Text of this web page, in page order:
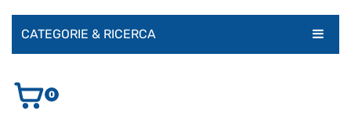
CATEGORIE & RICERCA
AUDIO E VIDEO
0